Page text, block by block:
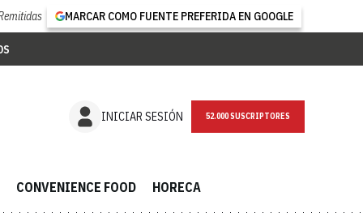
MARCAR COMO FUENTE PREFERIDA EN GOOGLE
INICIAR SESIÓN NEWSLETTER
CONVENIENCE FOOD HORECA